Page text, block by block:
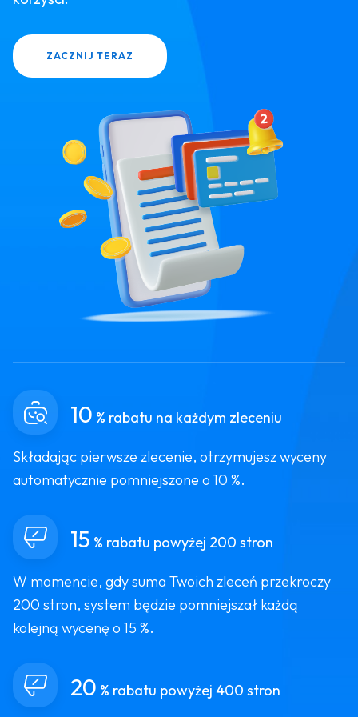
ZACZNIJ TERAZ
10 % rabatu na każdym zleceniu
Składając pierwsze zlecenie, otrzymujesz wyceny
automatycznie pomniejszone o 10 %.
15 % rabatu powyżej 200 stron
W momencie, gdy suma Twoich zleceń przekroczy
200 stron, system będzie pomniejszał każdą
kolejną wycenę o 15 %.
20 % rabatu powyżej 400 stron